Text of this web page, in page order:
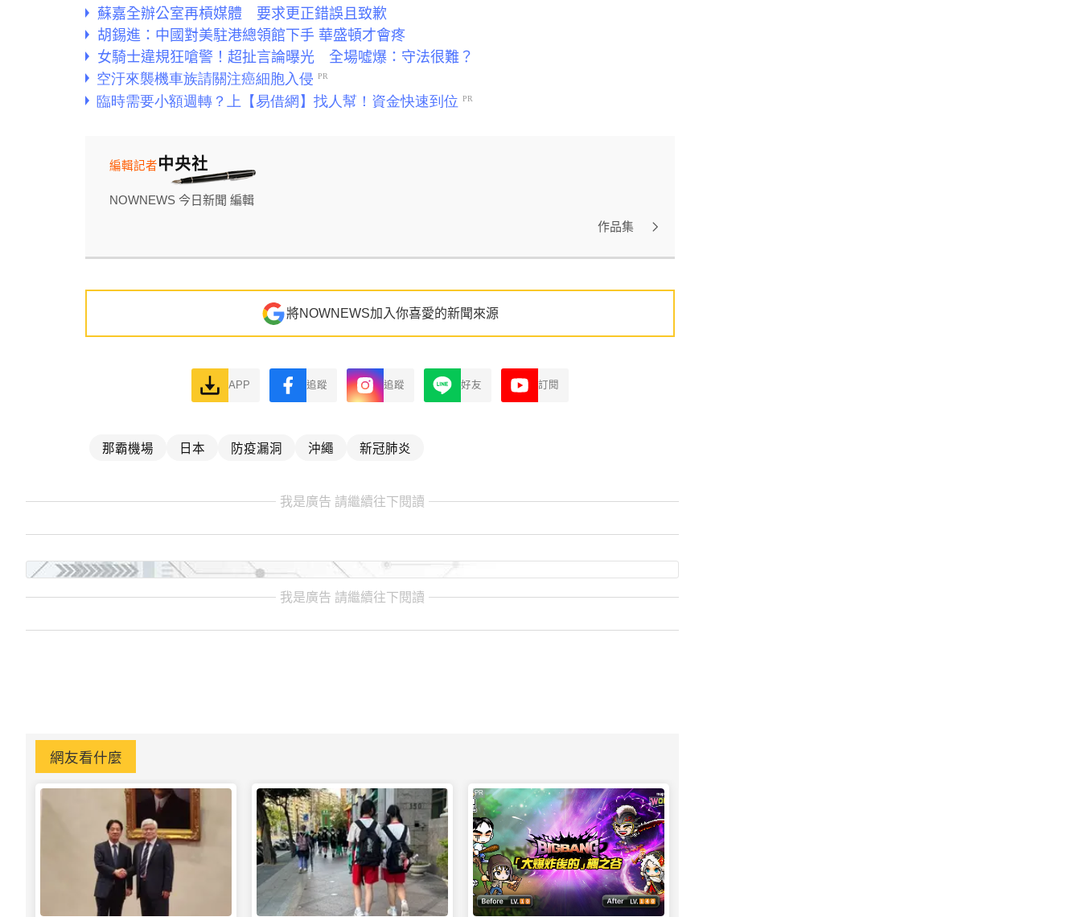
蘇嘉全辦公室再槓媒體 要求更正錯誤且致歉
胡錫進：中國對美駐港總領館下手 華盛頓才會疼
女騎士違規狂嗆警！超扯言論曝光 全場噓爆：守法很難？
中央社
編輯記者
NOWNEWS 今日新聞 編輯
作品集
將NOWNEWS加入你喜愛的新聞來源
APP 追蹤 追蹤 好友 訂閱
那霸機場 日本 防疫漏洞 沖繩 新冠肺炎
我是廣告 請繼續往下閱讀
我是廣告 請繼續往下閱讀
網友看什麼
PR